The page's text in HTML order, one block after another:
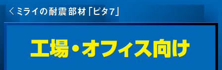
ミライの耐震部材「ピタ7」